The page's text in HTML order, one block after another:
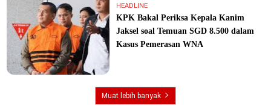
HEADLINE
KPK Bakal Periksa Kepala Kanim
Jaksel soal Temuan SGD 8.500 dalam
Kasus Pemerasan WNA
Muat lebih banyak